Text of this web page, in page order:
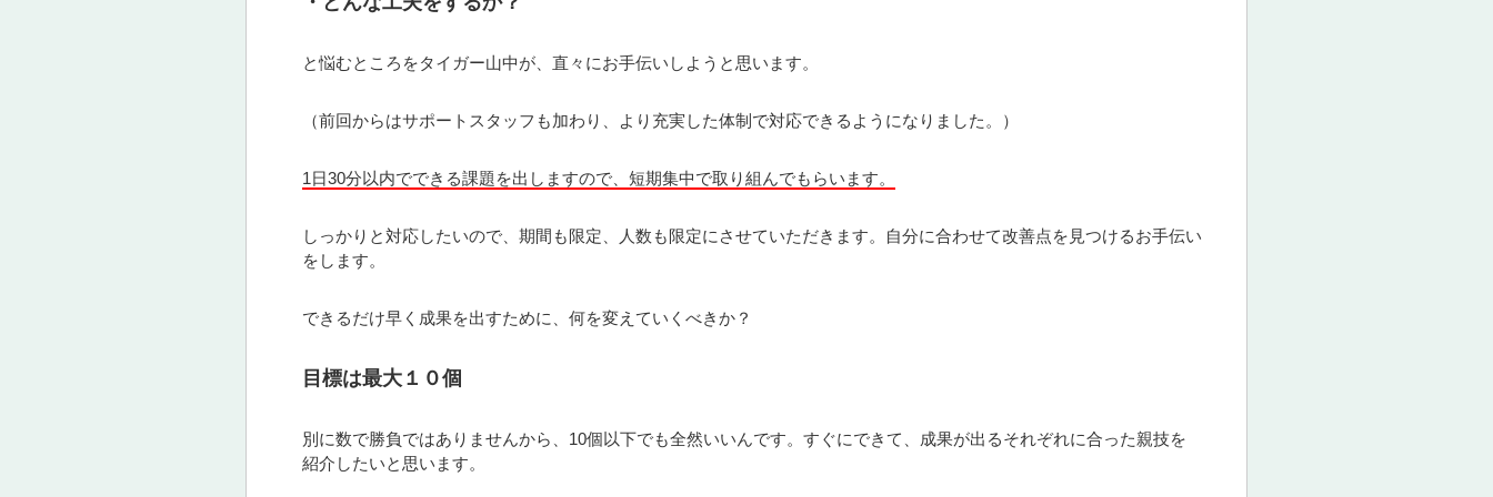
と悩むところをタイガー山中が、直々にお手伝いしようと思います。
（前回からはサポートスタッフも加わり、より充実した体制で対応できるようになりました。）
1日30分以内でできる課題を出しますので、短期集中で取り組んでもらいます。
しっかりと対応したいので、期間も限定、人数も限定にさせていただきます。自分に合わせて改善点を見つけるお手伝い
をします。
できるだけ早く成果を出すために、何を変えていくべきか？
目標は最大１０個
別に数で勝負ではありませんから、10個以下でも全然いいんです。すぐにできて、成果が出るそれぞれに合った親技を
紹介したいと思います。